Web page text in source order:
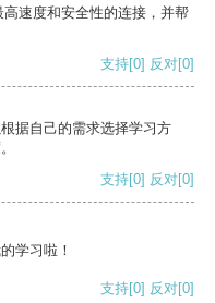
速度和安全性的连接，并帮
支持[0] 反对[0]
据自己的需求选择学习方
支持[0] 反对[0]
学习啦！
支持[0] 反对[0]